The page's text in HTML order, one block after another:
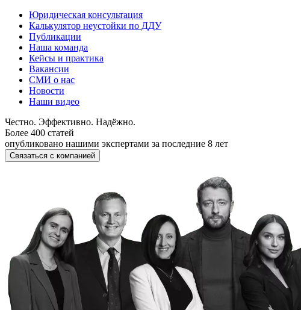
Юридическая консультация
Калькулятор неустойки по ДДУ
Публикации
Наша команда
Кейсы и практика
Вакансии
СМИ о нас
Новости
Наши видео
Честно. Эффективно. Надёжно.
Более 400 статей
опубликовано нашими экспертами за последние 8 лет
Связаться с компанией